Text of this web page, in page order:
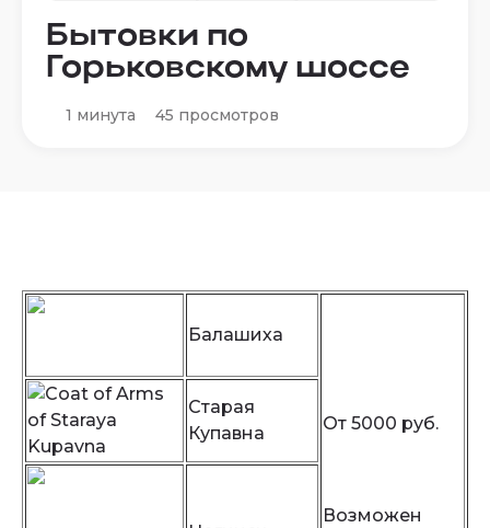
Бытовки по
Горьковскому шоссе
1 минута 45 просмотров
Балашиха
От 5000 руб.
Возможен
Старая
Купавна